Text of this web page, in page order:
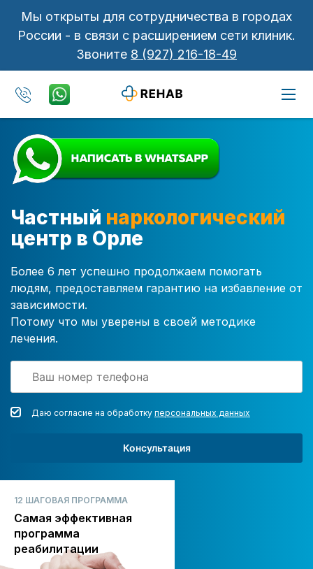
Мы открыты для сотрудничества в городах
России - в связи с расширением сети клиник.
Звоните 8 (927) 216-18-49
Частный наркологический
центр в Орле
Более 6 лет успешно продолжаем помогать
людям, предоставляем гарантию на избавление от
зависимости.
Потому что мы уверены в своей методике
лечения.
Даю согласие на обработку персональных данных
Консультация
12 ШАГОВАЯ ПРОГРАММА
Самая эффективная
программа
реабилитации